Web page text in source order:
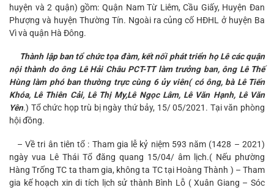
huyện và 2 quận) gồm: Quận Nam Từ Liêm, Cầu Giấy, Huyện Đan
Phượng và huyện Thường Tín. Ngoài ra củng cố HĐHL ở huyện Ba
Vì và quận Hà Đông.
Thành lập ban tổ chức tọa đàm, kết nối phát triển họ Lê các quận
nội thành do ông Lê Hải Châu PCT-TT làm trưởng ban, ông Lê Thế
Hùng làm phó ban thường trực cùng 6 ủy viên( có ông, bà Lê Tiến
Khóa, Lê Thiên Cải, Lê Thị My,Lê Ngọc Lâm, Lê Văn Hạnh, Lê Văn
Yên.) Tổ chức họp trù bị ngày thứ bảy, 15/ 05/2021. Tại văn phòng
hội đồng.
– Về tri ân tiên tổ : Tham gia lễ kỷ niệm 593 năm (1428 – 2021)
ngày vua Lê Thái Tổ đăng quang 15/04/ âm lịch.( Nếu phường
Hàng Trống TC ta tham gia, không ta TC tại Hoàng Thành ) – Tham
gia kế hoạch xin di tích lịch sử thành Bình Lỗ ( Xuân Giang – Sóc